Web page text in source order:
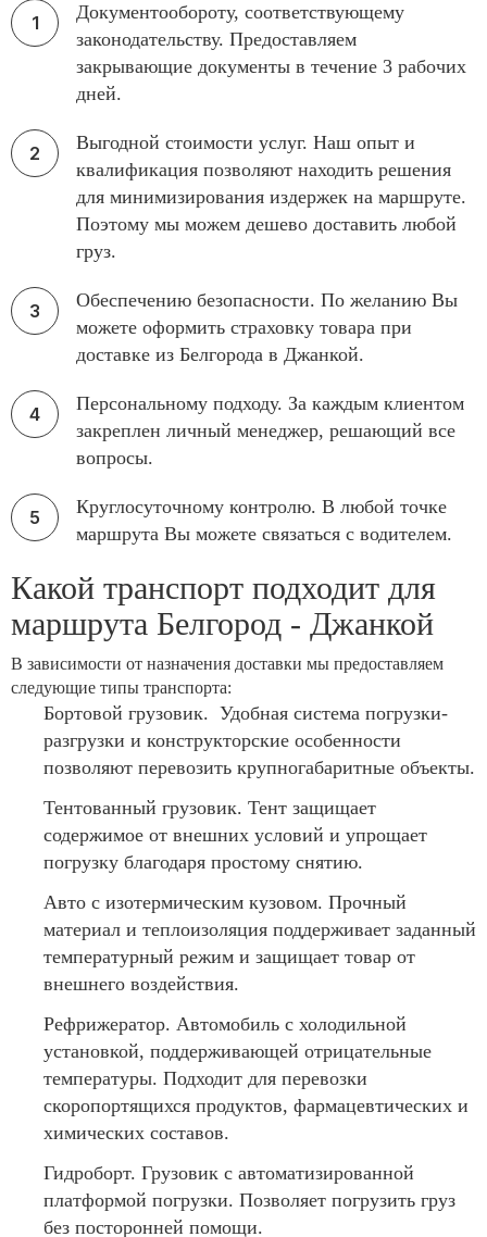
Документообороту, соответствующему
законодательству. Предоставляем
закрывающие документы в течение 3 рабочих
дней.
Выгодной стоимости услуг. Наш опыт и
квалификация позволяют находить решения
для минимизирования издержек на маршруте.
Поэтому мы можем дешево доставить любой
груз.
Обеспечению безопасности. По желанию Вы
можете оформить страховку товара при
доставке из Белгорода в Джанкой.
Персональному подходу. За каждым клиентом
закреплен личный менеджер, решающий все
вопросы.
Круглосуточному контролю. В любой точке
маршрута Вы можете связаться с водителем.
Какой транспорт подходит для
маршрута Белгород - Джанкой
В зависимости от назначения доставки мы предоставляем
следующие типы транспорта:
Бортовой грузовик. Удобная система погрузки-
разгрузки и конструкторские особенности
позволяют перевозить крупногабаритные объекты.
Тентованный грузовик. Тент защищает
содержимое от внешних условий и упрощает
погрузку благодаря простому снятию.
Авто с изотермическим кузовом. Прочный
материал и теплоизоляция поддерживает заданный
температурный режим и защищает товар от
внешнего воздействия.
Рефрижератор. Автомобиль с холодильной
установкой, поддерживающей отрицательные
температуры. Подходит для перевозки
скоропортящихся продуктов, фармацевтических и
химических составов.
Гидроборт. Грузовик с автоматизированной
платформой погрузки. Позволяет погрузить груз
без посторонней помощи.